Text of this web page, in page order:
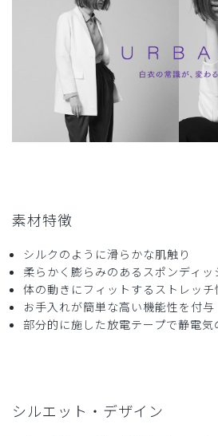
変気に入りました。
ショートコートのシルエットを崩さ
のあるスクラブなどは若干不向きな
M10レディース白衣:アーバ
役に立った 0
ご購入者様
購入確認済み
年齢:30代 身長:161-165cm 体重:
シルエットがとても綺麗で気に入っ
商品：M10レディース白衣:アーバ
白/M
素材特徴
シルクのように滑らかな肌触り
柔らかく膨らみのあるスポンディ
体の動きにフィットするストレッチ
お手入れが簡単な高い機能性を付与
部分的に施した放電テープで静電気
シルエット・デザイン